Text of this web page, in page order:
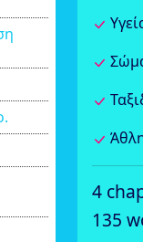
4
135